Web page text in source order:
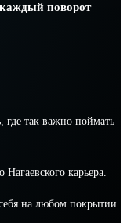
поворот
где так важно поймать
карьера.
на любом покрытии.